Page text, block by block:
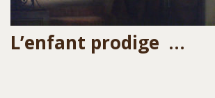
L’enfant prodige …